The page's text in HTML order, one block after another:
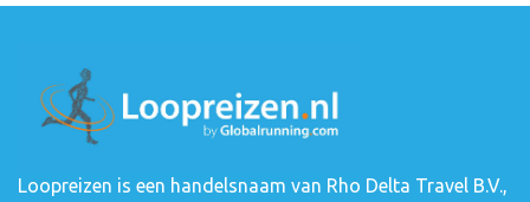
Loopreizen is een handelsnaam van Rho Delta Travel B.V.,